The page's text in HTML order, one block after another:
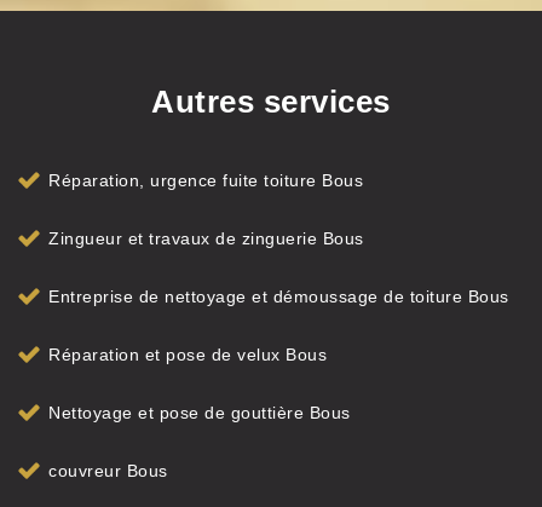
Autres services
Réparation, urgence fuite toiture Bous
Zingueur et travaux de zinguerie Bous
Entreprise de nettoyage et démoussage de toiture Bous
Réparation et pose de velux Bous
Nettoyage et pose de gouttière Bous
couvreur Bous